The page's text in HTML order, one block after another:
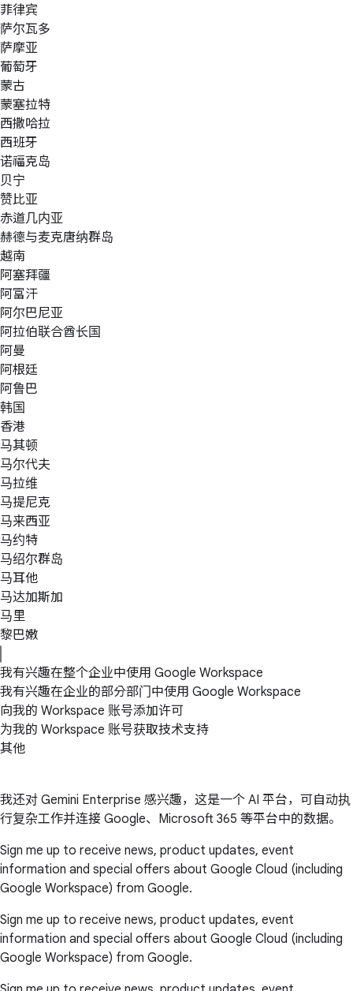
菲律宾
萨尔瓦多
萨摩亚
葡萄牙
蒙古
蒙塞拉特
西撒哈拉
西班牙
诺福克岛
贝宁
赞比亚
赤道几内亚
赫德与麦克唐纳群岛
越南
阿塞拜疆
阿富汗
阿尔巴尼亚
阿拉伯联合酋长国
阿曼
阿根廷
阿鲁巴
韩国
香港
马其顿
马尔代夫
马拉维
马提尼克
马来西亚
马约特
马绍尔群岛
马耳他
马达加斯加
马里
黎巴嫩
我有兴趣在整个企业中使用 Google Workspace
我有兴趣在企业的部分部门中使用 Google Workspace
向我的 Workspace 账号添加许可
为我的 Workspace 账号获取技术支持
其他
我还对 Gemini Enterprise 感兴趣，这是一个 AI 平台，可自动执
行复杂工作并连接 Google、Microsoft 365 等平台中的数据。
Sign me up to receive news, product updates, event
information and special offers about Google Cloud (including
Google Workspace) from Google.
Sign me up to receive news, product updates, event
information and special offers about Google Cloud (including
Google Workspace) from Google.